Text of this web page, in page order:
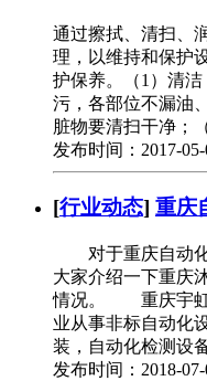
通过擦拭、清扫、
理，以维持和保护
护保养。（1）清
污，各部位不漏油
脏物要清扫干净；
发布时间：2017-
[行业动态] 重庆
对于重庆自动化
大家介绍一下重庆
情况。 重庆宇虹
业从事非标自动化
装，自动化检测设
发布时间：2018-